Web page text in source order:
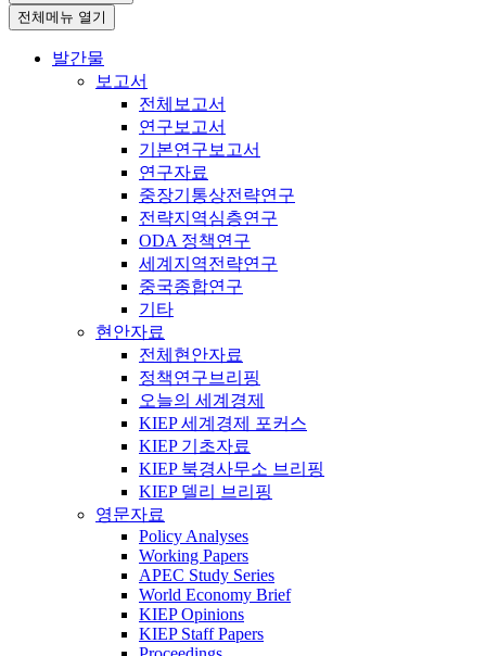
전체메뉴 열기
발간물
보고서
전체보고서
연구보고서
기본연구보고서
연구자료
중장기통상전략연구
전략지역심층연구
ODA 정책연구
세계지역전략연구
중국종합연구
기타
현안자료
전체현안자료
정책연구브리핑
오늘의 세계경제
KIEP 세계경제 포커스
KIEP 기초자료
KIEP 북경사무소 브리핑
KIEP 델리 브리핑
영문자료
Policy Analyses
Working Papers
APEC Study Series
World Economy Brief
KIEP Opinions
KIEP Staff Papers